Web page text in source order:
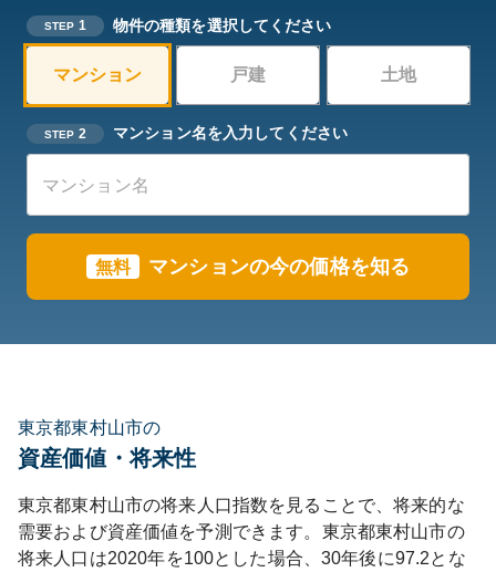
STEP 1 物件の種類を選択してください
マンション 戸建 土地
STEP 2 マンション名を入力してください
無料 マンションの今の価格を知る
東京都東村山市の
資産価値・将来性
東京都東村山市の将来人口指数を見ることで、将来的な
需要および資産価値を予測できます。 東京都東村山市の
将来人口は2020年を100とした場合、30年後に97.2とな